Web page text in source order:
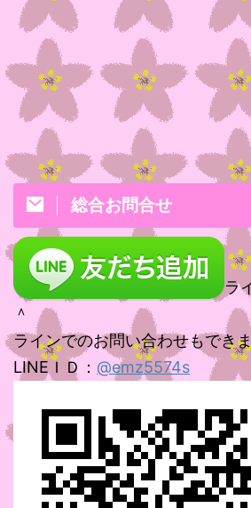
総合お問合せ
ラ
＾
ラインでのお問い合わせもでき
LINEＩＤ： @emz5574s